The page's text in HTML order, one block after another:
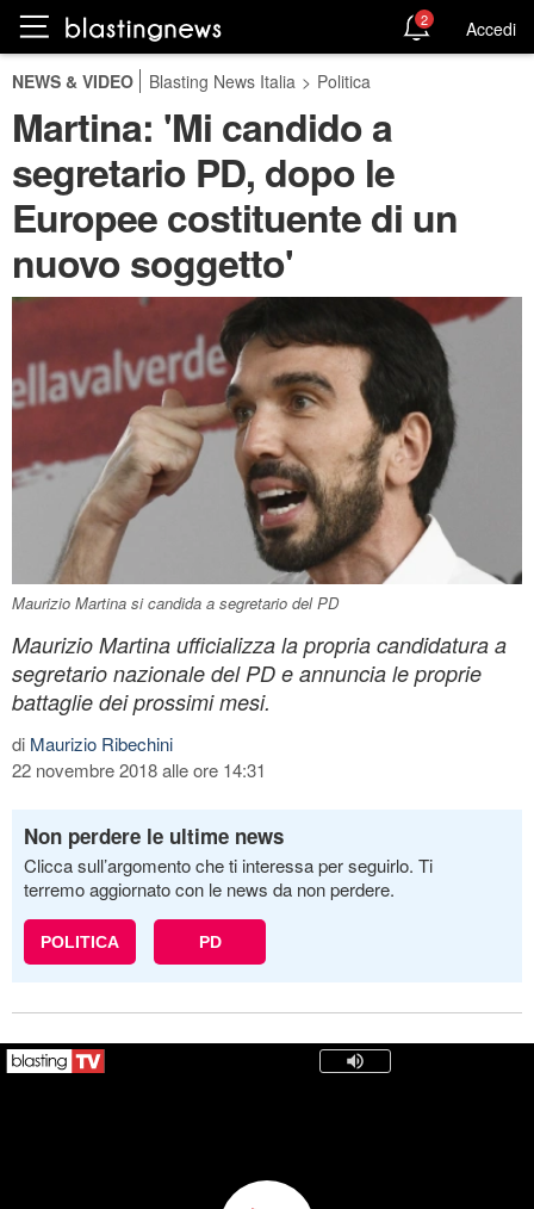
2 Accedi
NEWS & VIDEO Blasting News Italia > Politica
Martina: 'Mi candido a
segretario PD, dopo le
Europee costituente di un
nuovo soggetto'
Maurizio Martina si candida a segretario del PD
Maurizio Martina ufficializza la propria candidatura a
segretario nazionale del PD e annuncia le proprie
battaglie dei prossimi mesi.
di Maurizio Ribechini
22 novembre 2018 alle ore 14:31
Non perdere le ultime news
Clicca sull’argomento che ti interessa per seguirlo. Ti
terremo aggiornato con le news da non perdere.
POLITICA PD